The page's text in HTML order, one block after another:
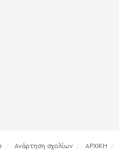
Ανάρτηση σχολίων ΑΡΧΙΚΗ